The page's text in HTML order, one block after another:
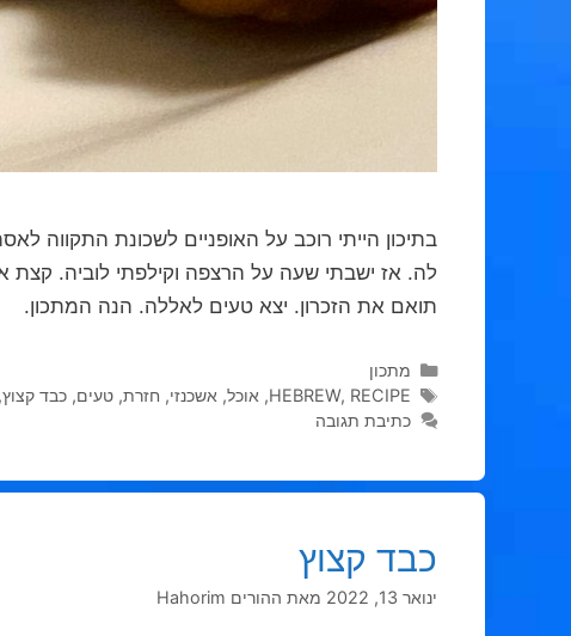
בתיכון הייתי רוכב על האופניים לשכונת
לה. אז ישבתי שעה על הרצפה וקילפתי לוביה. קצת
תואם את הזכרון. יצא טעים לאללה. הנה המתכון.
קטגוריות
מתכון
תגיות
HEBREW, RECIPE
, אוכל, אשכנזי, חזרת, טעים, כבד קצוץ,
כתיבת תגובה
כבד קצוץ
ינואר 13, 2022 מאת ההורים Hahorim